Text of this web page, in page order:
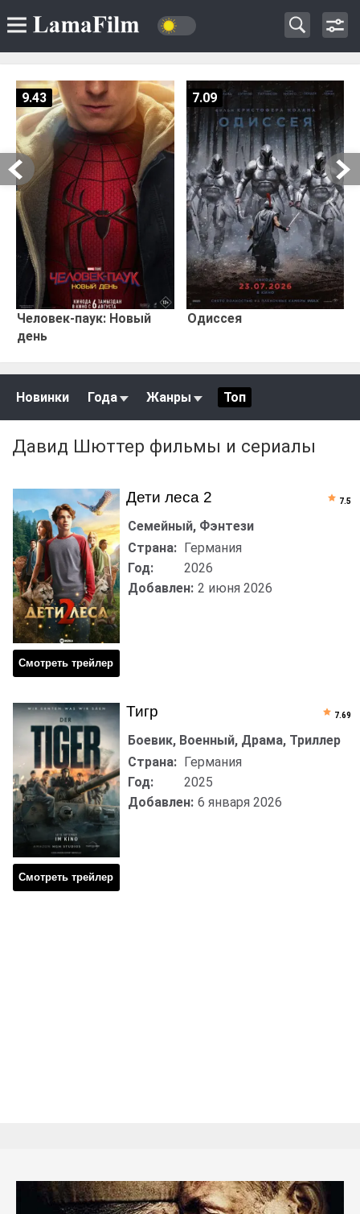
Человек-паук: Новый
день
9.43
Одиссея
7.09
Новинки Года Жанры Топ
Давид Шюттер фильмы и сериалы
Дети леса 2
Смотреть трейлер
Семейный, Фэнтези
Страна: Германия
Год:
2026
Добавлен: 2 июня 2026
7.5
Тигр
Смотреть трейлер
Боевик, Военный, Драма, Триллер
Страна: Германия
Год:
2025
Добавлен: 6 января 2026
7.69